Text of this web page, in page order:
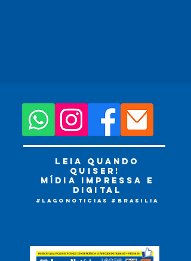
leia quando
quiser!
mídia impressa e
digital
#LAGONOTICIAS #bRASILIA